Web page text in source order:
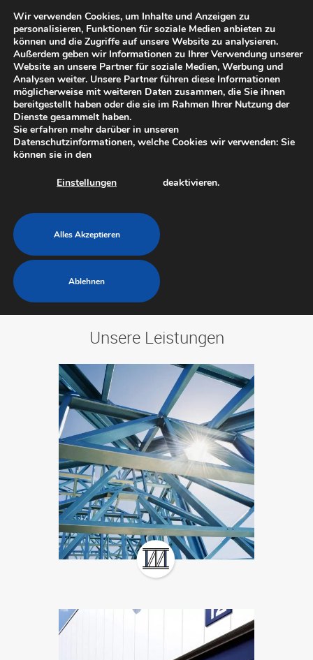
content
Lucas GmbH
Planung &
Beratung |
fachgerechte
Umsetzung |
Menü
Industrieservice, Hochwasserschutz sowie
Zutrittstechnik in 01936 Königsbrück.
Unsere Leistungen
Wir verwenden Cookies, um Inhalte und Anzeigen zu
personalisieren, Funktionen für soziale Medien anbieten zu
können und die Zugriffe auf unsere Website zu analysieren.
Außerdem geben wir Informationen zu Ihrer Verwendung unserer
Website an unsere Partner für soziale Medien, Werbung und
Analysen weiter. Unsere Partner führen diese Informationen
möglicherweise mit weiteren Daten zusammen, die Sie ihnen
bereitgestellt haben oder die sie im Rahmen Ihrer Nutzung der
Dienste gesammelt haben.
Sie erfahren mehr darüber in unseren
Datenschutzinformationen, welche Cookies wir verwenden: Sie
können sie in den
Einstellungen deaktivieren.
Alles Akzeptieren
Ablehnen